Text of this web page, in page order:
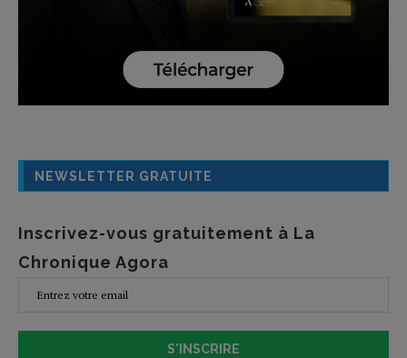
NEWSLETTER GRATUITE
Inscrivez-vous gratuitement à La
Chronique Agora
S'INSCRIRE